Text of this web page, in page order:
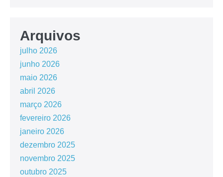
Arquivos
julho 2026
junho 2026
maio 2026
abril 2026
março 2026
fevereiro 2026
janeiro 2026
dezembro 2025
novembro 2025
outubro 2025